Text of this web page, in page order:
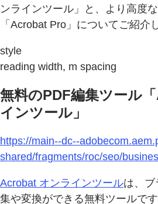
ンラインツール」と、より高度
「Acrobat Pro」についてご紹介
style
reading width, m spacing
無料のPDF編集ツール
インツール」
https://main--dc--
shared/fragments/roc/seo/
Acrobat オンラインツールは、ブ
集や変換ができる無料ツールで